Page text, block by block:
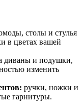
столы и стулья
в цветах вашей
диваны и подушки,
изменить
ручки, ножки и
гарнитуры.